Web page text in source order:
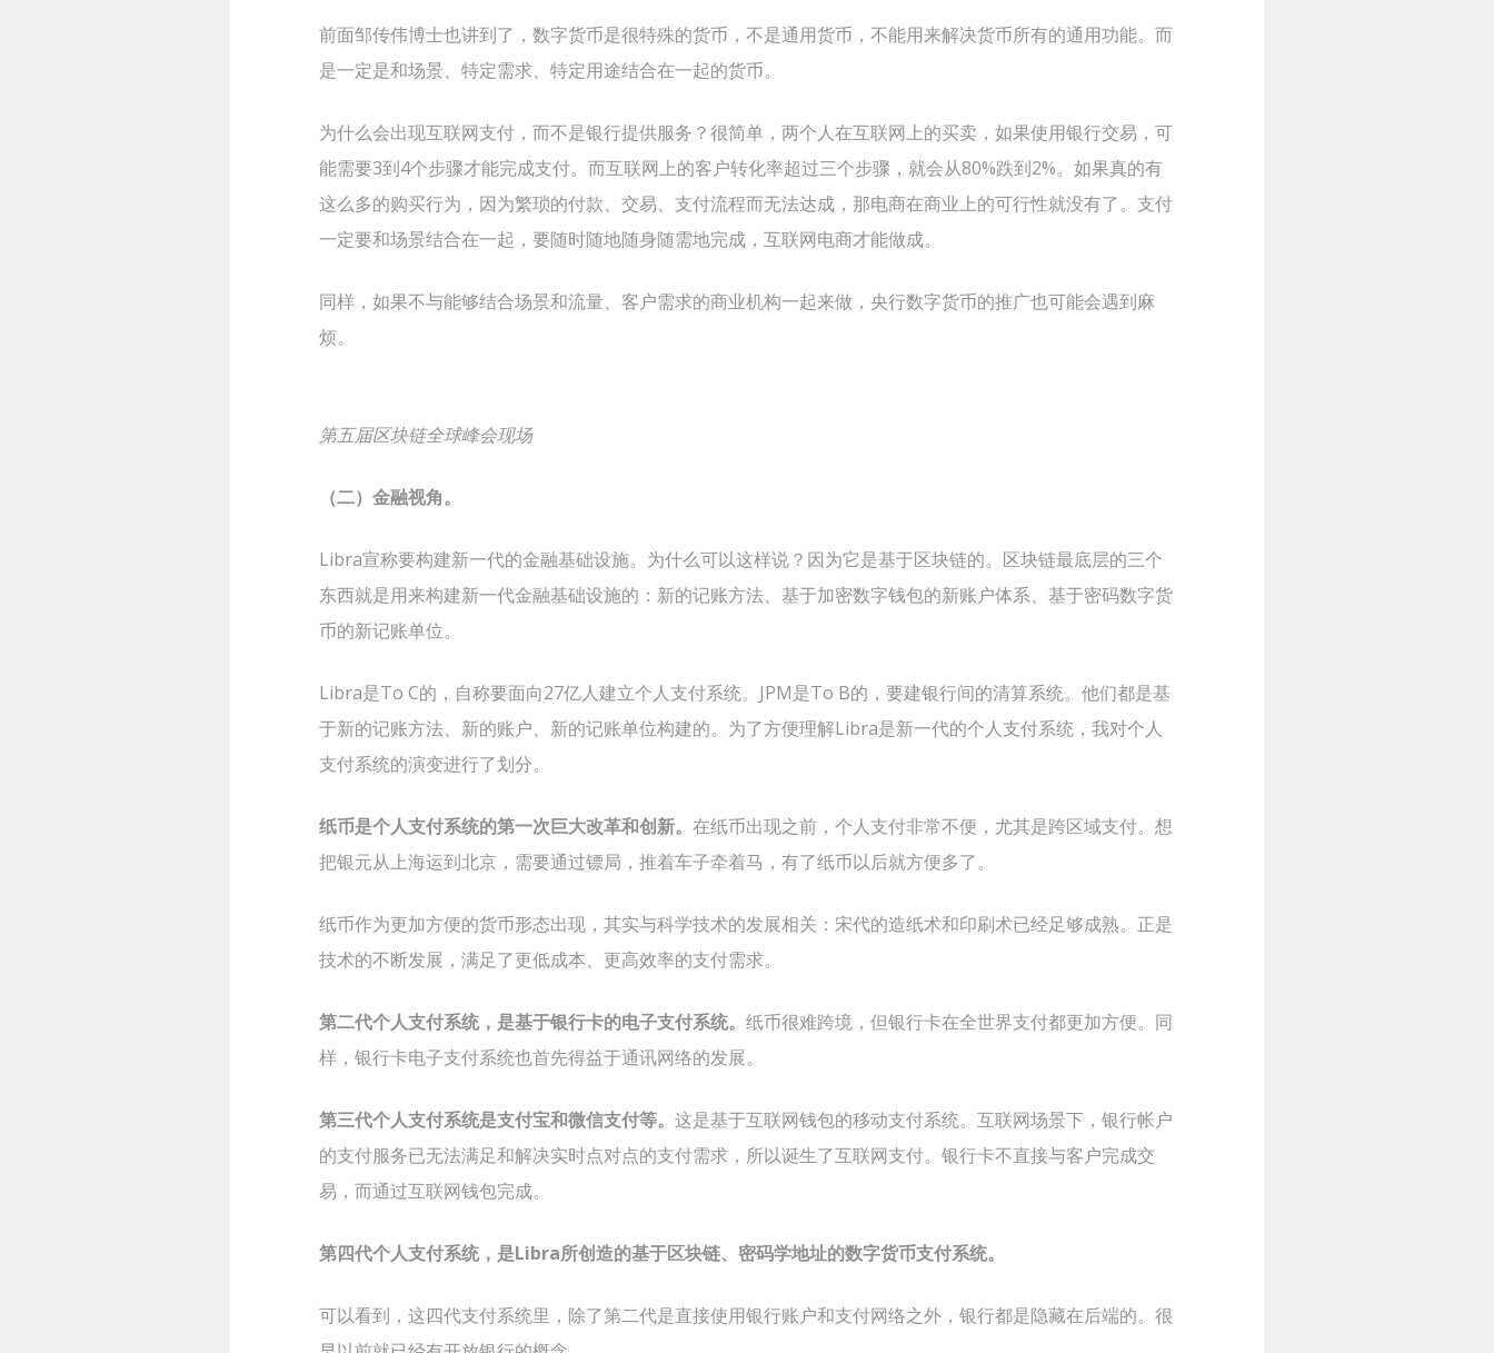
前面邹传伟博士也讲到了，数字货币是很特殊的货币，不是通用货币，不能用来解决货币所有的通用功能。而
是一定是和场景、特定需求、特定用途结合在一起的货币。
为什么会出现互联网支付，而不是银行提供服务？很简单，两个人在互联网上的买卖，如果使用银行交易，可
能需要3到4个步骤才能完成支付。而互联网上的客户转化率超过三个步骤，就会从80%跌到2%。如果真的有
这么多的购买行为，因为繁琐的付款、交易、支付流程而无法达成，那电商在商业上的可行性就没有了。支付
一定要和场景结合在一起，要随时随地随身随需地完成，互联网电商才能做成。
同样，如果不与能够结合场景和流量、客户需求的商业机构一起来做，央行数字货币的推广也可能会遇到麻
烦。
第五届区块链全球峰会现场
（二）金融视角。
Libra宣称要构建新一代的金融基础设施。为什么可以这样说？因为它是基于区块链的。区块链最底层的三个
东西就是用来构建新一代金融基础设施的：新的记账方法、基于加密数字钱包的新账户体系、基于密码数字货
币的新记账单位。
Libra是To C的，自称要面向27亿人建立个人支付系统。JPM是To B的，要建银行间的清算系统。他们都是基
于新的记账方法、新的账户、新的记账单位构建的。为了方便理解Libra是新一代的个人支付系统，我对个人
支付系统的演变进行了划分。
纸币是个人支付系统的第一次巨大改革和创新。 在纸币出现之前，个人支付非常不便，尤其是跨区域支付。想
把银元从上海运到北京，需要通过镖局，推着车子牵着马，有了纸币以后就方便多了。
纸币作为更加方便的货币形态出现，其实与科学技术的发展相关：宋代的造纸术和印刷术已经足够成熟。正是
技术的不断发展，满足了更低成本、更高效率的支付需求。
第二代个人支付系统，是基于银行卡的电子支付系统。 纸币很难跨境，但银行卡在全世界支付都更加方便。同
样，银行卡电子支付系统也首先得益于通讯网络的发展。
第三代个人支付系统是支付宝和微信支付等。 这是基于互联网钱包的移动支付系统。互联网场景下，银行帐户
的支付服务已无法满足和解决实时点对点的支付需求，所以诞生了互联网支付。银行卡不直接与客户完成交
易，而通过互联网钱包完成。
第四代个人支付系统，是Libra所创造的基于区块链、密码学地址的数字货币支付系统。
可以看到，这四代支付系统里，除了第二代是直接使用银行账户和支付网络之外，银行都是隐藏在后端的。很